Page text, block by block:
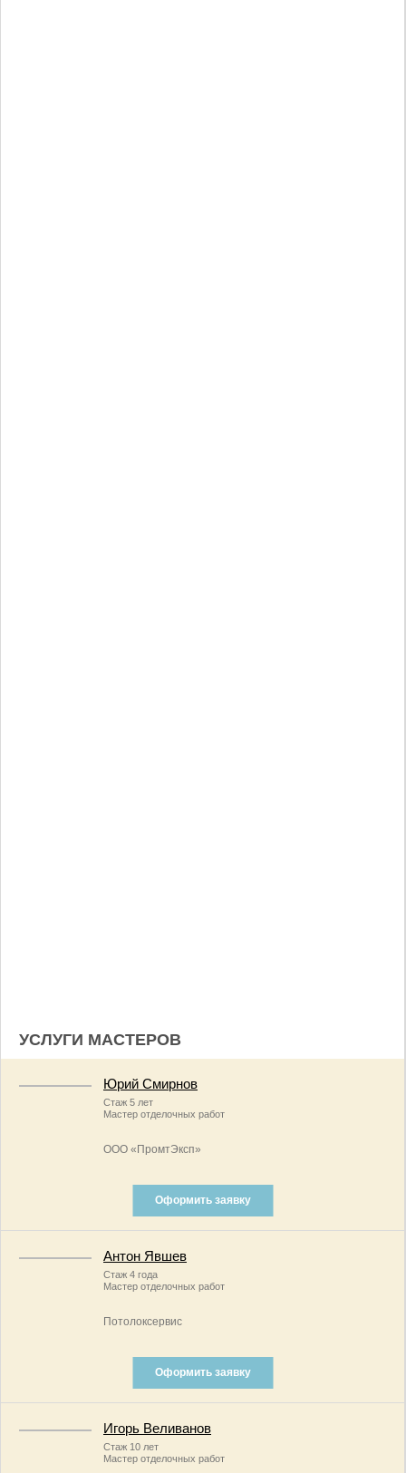
УСЛУГИ МАСТЕРОВ
Юрий Смирнов
Стаж 5 лет
Мастер отделочных работ
ООО «ПромтЭксп»
Оформить заявку
Антон Явшев
Стаж 4 года
Мастер отделочных работ
Потолоксервис
Оформить заявку
Игорь Веливанов
Стаж 10 лет
Мастер отделочных работ